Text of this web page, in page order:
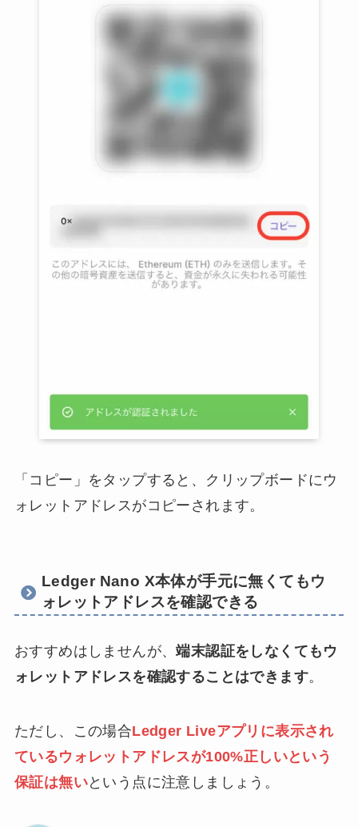
「コピー」をタップすると、クリップボードにウ
ォレットアドレスがコピーされます。
Ledger Nano X本体が手元に無くてもウ
ォレットアドレスを確認できる
おすすめはしませんが、端末認証をしなくてもウ
ォレットアドレスを確認することはできます。
ただし、この場合Ledger Liveアプリに表示され
ているウォレットアドレスが100%正しいという
保証は無いという点に注意しましょう。